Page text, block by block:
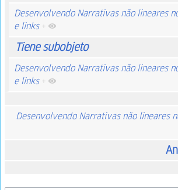
Desenvolvendo Narrativas não lineares
e links +
Tiene subobjeto
Desenvolvendo Narrativas não lineares
e links +
Desenvolvendo Narrativas não lineares